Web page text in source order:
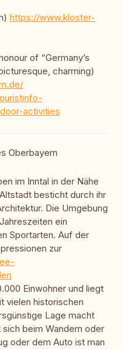
https://www.kloster-
of “Germany’s
charming)
activities
Oberbayern
im Inntal in der Nähe
besticht durch ihr
Die Umgebung
ein
Sportarten. Auf der
zur
Einwohner und liegt
vielen historischen
Lage macht
beim Wandern oder
oder dem Auto ist man